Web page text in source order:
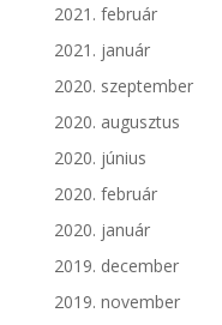
2021. február
2021. január
2020. szeptember
2020. augusztus
2020. június
2020. február
2020. január
2019. december
2019. november